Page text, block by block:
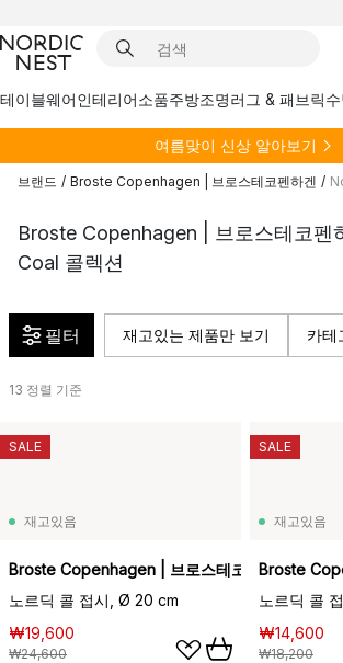
테이블웨어인테리어소품주방조명러그 & 패브릭
여름맞이 신상 알아보기
브랜드 / Broste Copenhagen | 브로스테코펜하겐 /
Broste Copenhagen | 브로스테코펜
Coal 콜렉션
필터 재고있는 제품만 보기 카테
13 정렬 기준
재고있음
Broste Copenhagen | 브로스테코펜하겐
노르딕 콜 접시, Ø 20 cm
₩19,600
₩24,600
SALE
재고있음
Broste
노르딕 콜
₩14,600
₩18,200
SALE